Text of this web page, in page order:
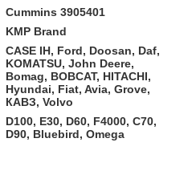
Cummins 3905401
KMP Brand
CASE IH, Ford, Doosan, Daf,
KOMATSU, John Deere,
Bomag, BOBCAT, HITACHI,
Hyundai, Fiat, Avia, Grove,
КАВЗ, Volvo
D100, E30, D60, F4000, C70,
D90, Bluebird, Omega